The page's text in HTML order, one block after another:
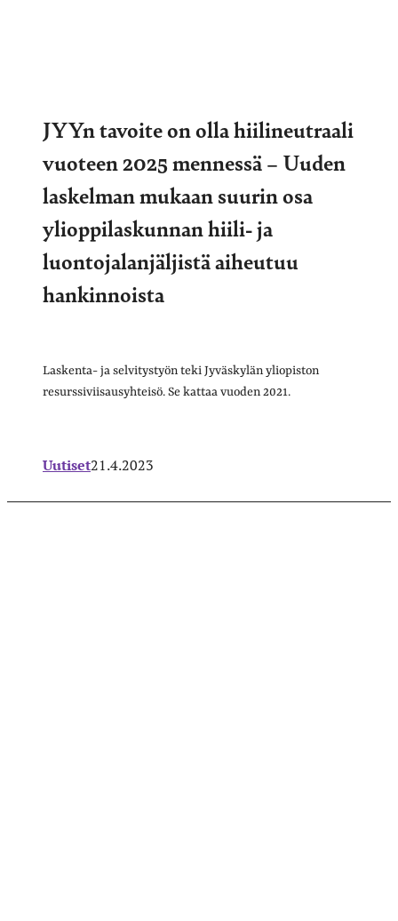
JYYn tavoite on olla hiilineutraali
vuoteen 2025 mennessä – Uuden
laskelman mukaan suurin osa
ylioppilaskunnan hiili- ja
luontojalanjäljistä aiheutuu
hankinnoista
Laskenta- ja selvitystyön teki Jyväskylän yliopiston
resurssiviisausyhteisö. Se kattaa vuoden 2021.
Uutiset21.4.2023